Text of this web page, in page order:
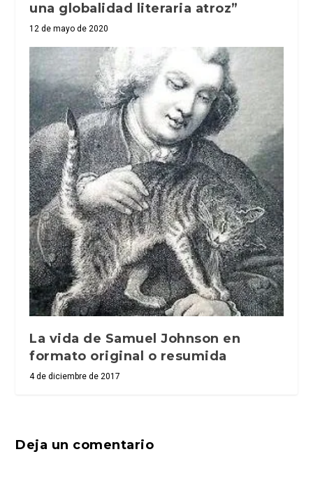
una globalidad literaria atroz”
12 de mayo de 2020
La vida de Samuel Johnson en
formato original o resumida
4 de diciembre de 2017
Deja un comentario